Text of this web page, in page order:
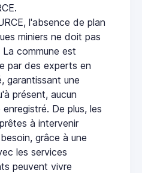
l'absence de plan
miniers ne doit pas
commune est
par des experts en
garantissant une
présent, aucun
De plus, les
à intervenir
grâce à une
les services
peuvent vivre